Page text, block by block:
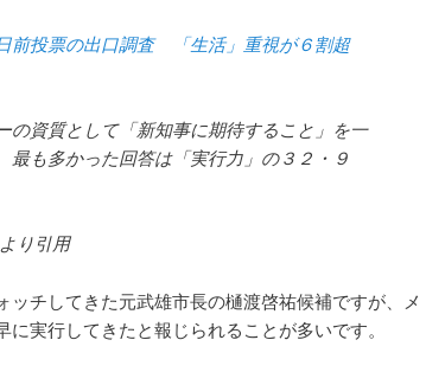
前投票の出口調査 「生活」重視が６割超
の資質として「新知事に期待すること」を一
最も多かった回答は「実行力」の３２・９
り引用
ッチしてきた元武雄市長の樋渡啓祐候補ですが、メ
実行してきたと報じられることが多いです。